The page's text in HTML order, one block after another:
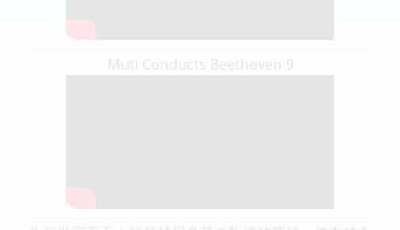
Muti Conducts Beethoven 9